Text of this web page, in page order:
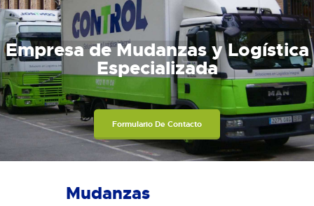
Empresa de Mudanzas y Logística
Especializada
Formulario De Contacto
Mudanzas